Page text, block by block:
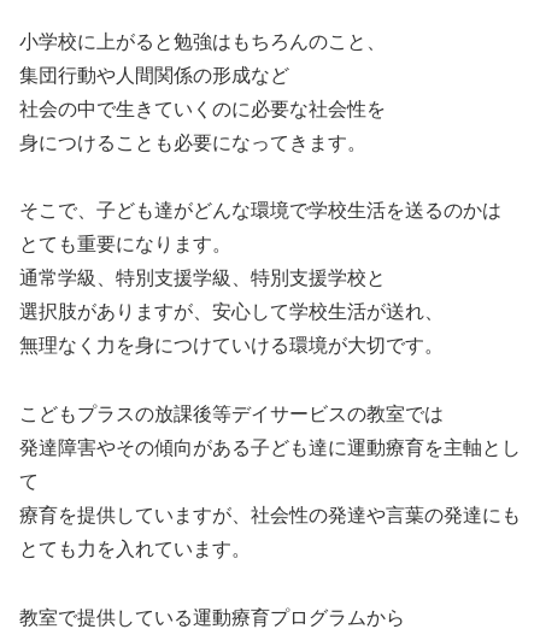
小学校に上がると勉強はもちろんのこと、
集団行動や人間関係の形成など
社会の中で生きていくのに必要な社会性を
身につけることも必要になってきます。
そこで、子ども達がどんな環境で学校生活を送るのかは
とても重要になります。
通常学級、特別支援学級、特別支援学校と
選択肢がありますが、安心して学校生活が送れ、
無理なく力を身につけていける環境が大切です。
こどもプラスの放課後等デイサービスの教室では
発達障害やその傾向がある子ども達に運動療育を主軸とし
て
療育を提供していますが、社会性の発達や言葉の発達にも
とても力を入れています。
教室で提供している運動療育プログラムから